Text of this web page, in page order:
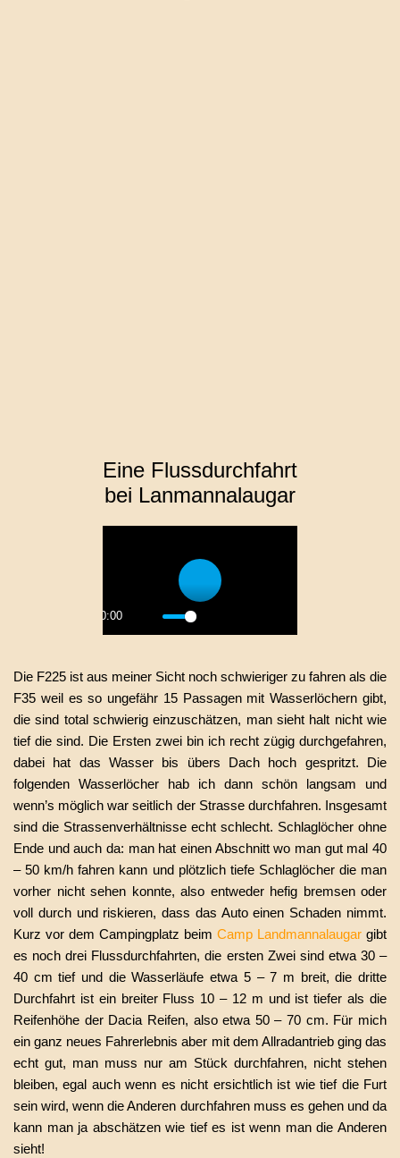
Eine Flussdurchfahrt
bei Lanmannalaugar
00:00
Mute Settings
PIP
Enter
Play
Die F225 ist aus meiner Sicht noch schwieriger zu fahren als die
F35 weil es so ungefähr 15 Passagen mit Wasserlöchern gibt,
die sind total schwierig einzuschätzen, man sieht halt nicht wie
tief die sind. Die Ersten zwei bin ich recht zügig durchgefahren,
dabei hat das Wasser bis übers Dach hoch gespritzt. Die
folgenden Wasserlöcher hab ich dann schön langsam und
wenn’s möglich war seitlich der Strasse durchfahren. Insgesamt
sind die Strassenverhältnisse echt schlecht. Schlaglöcher ohne
Ende und auch da: man hat einen Abschnitt wo man gut mal 40
– 50 km/h fahren kann und plötzlich tiefe Schlaglöcher die man
vorher nicht sehen konnte, also entweder hefig bremsen oder
voll durch und riskieren, dass das Auto einen Schaden nimmt.
Kurz vor dem Campingplatz beim Camp Landmannalaugar gibt
es noch drei Flussdurchfahrten, die ersten Zwei sind etwa 30 –
40 cm tief und die Wasserläufe etwa 5 – 7 m breit, die dritte
Durchfahrt ist ein breiter Fluss 10 – 12 m und ist tiefer als die
Reifenhöhe der Dacia Reifen, also etwa 50 – 70 cm. Für mich
ein ganz neues Fahrerlebnis aber mit dem Allradantrieb ging das
echt gut, man muss nur am Stück durchfahren, nicht stehen
bleiben, egal auch wenn es nicht ersichtlich ist wie tief die Furt
sein wird, wenn die Anderen durchfahren muss es gehen und da
kann man ja abschätzen wie tief es ist wenn man die Anderen
sieht!